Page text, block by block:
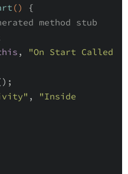
()
{
method stub
,
"On Start Called
,
"Inside